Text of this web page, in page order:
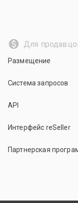
Для
Размещение
Система запросов
API
Интерфейс reSeller
Партнерская